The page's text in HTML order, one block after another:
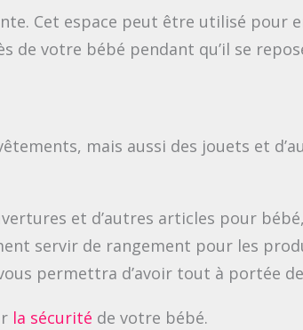
Cet espace peut être utilisé pour
de votre bébé pendant qu’il se
mais aussi des jouets et
et d’autres articles pour
servir de rangement pour les
permettra d’avoir tout à portée
la sécurité de votre bébé.